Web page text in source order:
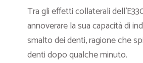
Tra gli effetti collaterali
annoverare la sua capacità di
smalto dei denti, ragione che
denti dopo qualche minuto.